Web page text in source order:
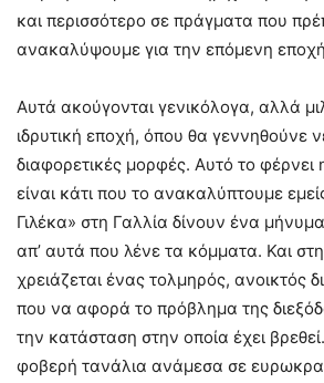
και περισσότερο σε πράγματα που
ανακαλύψουμε για την επόμενη
Αυτά ακούγονται γενικόλογα, αλλά
ιδρυτική εποχή, όπου θα γεννηθούνε
διαφορετικές μορφές. Αυτό το φέρνει
είναι κάτι που το ανακαλύπτουμε
Γιλέκα» στη Γαλλία δίνουν ένα
απ’ αυτά που λένε τα κόμματα. Και
χρειάζεται ένας τολμηρός, ανοικτός
που να αφορά το πρόβλημα της
την κατάσταση στην οποία έχει
φοβερή τανάλια ανάμεσα σε